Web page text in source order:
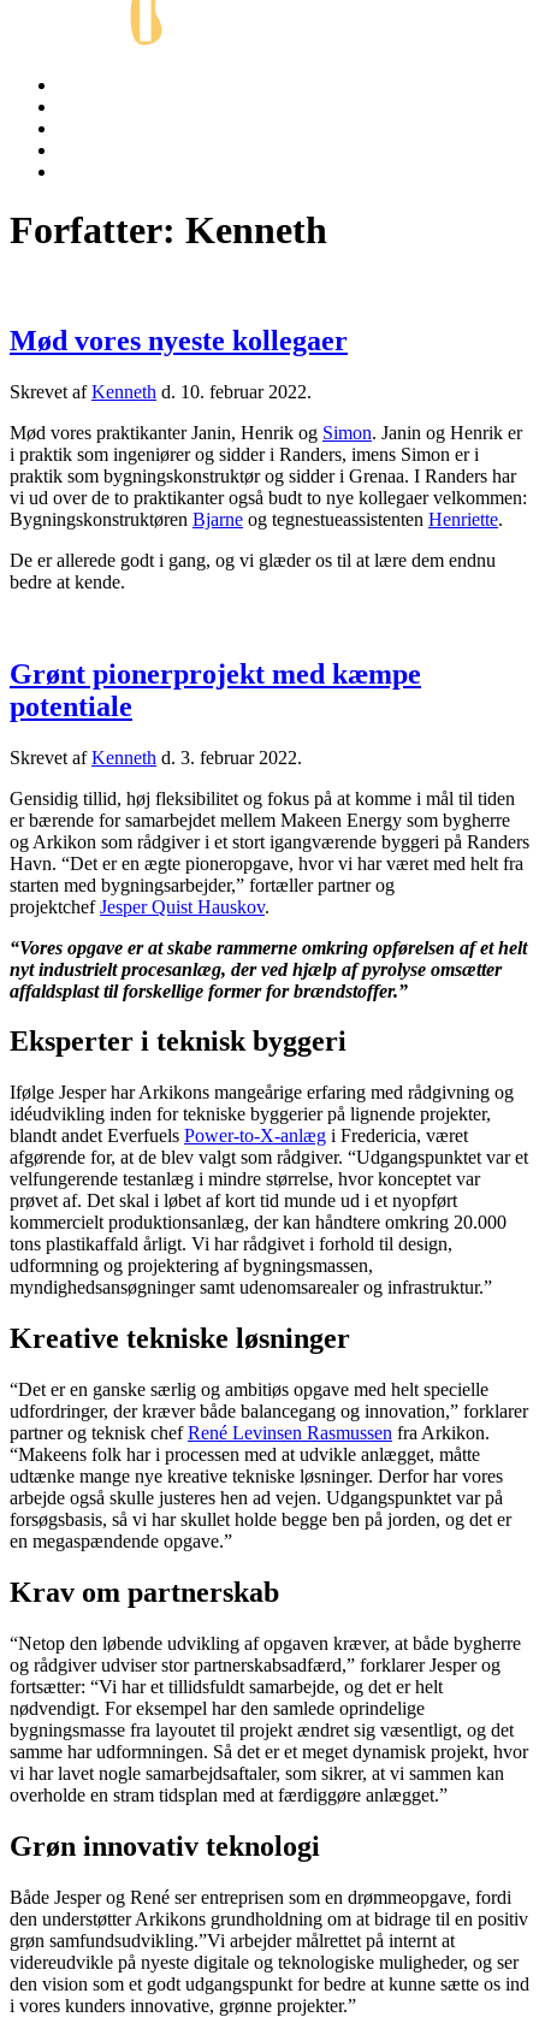
Forfatter: Kenneth
Mød vores nyeste kollegaer
Skrevet afKenneth d. 10. februar 2022.
Mød vores praktikanter Janin, Henrik og Simon. Janin og Henrik er
i praktik som ingeniører og sidder i Randers, imens Simon er i
praktik som bygningskonstruktør og sidder i Grenaa. I Randers har
vi ud over de to praktikanter også budt to nye kollegaer velkommen:
Bygningskonstruktøren Bjarne og tegnestueassistenten Henriette.
De er allerede godt i gang, og vi glæder os til at lære dem endnu
bedre at kende.
Grønt pionerprojekt med kæmpe
potentiale
Skrevet afKenneth d. 3. februar 2022.
Gensidig tillid, høj fleksibilitet og fokus på at komme i mål til tiden
er bærende for samarbejdet mellem Makeen Energy som bygherre
og Arkikon som rådgiver i et stort igangværende byggeri på Randers
Havn. “Det er en ægte pioneropgave, hvor vi har været med helt fra
starten med bygningsarbejder,” fortæller partner og
projektchefJesper Quist Hauskov.
“Vores opgave er at skabe rammerne omkring opførelsen af et helt
nyt industrielt procesanlæg, der ved hjælp af pyrolyse omsætter
affaldsplast til forskellige former for brændstoffer.”
Eksperter i teknisk byggeri
Ifølge Jesper har Arkikons mangeårige erfaring med rådgivning og
idéudvikling inden for tekniske byggerier på lignende projekter,
blandt andet Everfuels Power-to-X-anlæg i Fredericia, været
afgørende for, at de blev valgt som rådgiver. “Udgangspunktet var et
velfungerende testanlæg i mindre størrelse, hvor konceptet var
prøvet af. Det skal i løbet af kort tid munde ud i et nyopført
kommercielt produktionsanlæg, der kan håndtere omkring 20.000
tons plastikaffald årligt. Vi har rådgivet i forhold til design,
udformning og projektering af bygningsmassen,
myndighedsansøgninger samt udenomsarealer og infrastruktur.”
Kreative tekniske løsninger
“Det er en ganske særlig og ambitiøs opgave med helt specielle
udfordringer, der kræver både balancegang og innovation,” forklarer
partner og teknisk chefRené Levinsen Rasmussen fra Arkikon.
“Makeens folk har i processen med at udvikle anlægget, måtte
udtænke mange nye kreative tekniske løsninger. Derfor har vores
arbejde også skulle justeres hen ad vejen. Udgangspunktet var på
forsøgsbasis, så vi har skullet holde begge ben på jorden, og det er
en megaspændende opgave.”
Krav om partnerskab
“Netop den løbende udvikling af opgaven kræver, at både bygherre
og rådgiver udviser stor partnerskabsadfærd,” forklarer Jesper og
fortsætter: “Vi har et tillidsfuldt samarbejde, og det er helt
nødvendigt. For eksempel har den samlede oprindelige
bygningsmasse fra layoutet til projekt ændret sig væsentligt, og det
samme har udformningen. Så det er et meget dynamisk projekt, hvor
vi har lavet nogle samarbejdsaftaler, som sikrer, at vi sammen kan
overholde en stram tidsplan med at færdiggøre anlægget.”
Grøn innovativ teknologi
Både Jesper og René ser entreprisen som en drømmeopgave, fordi
den understøtter Arkikons grundholdning om at bidrage til en positiv
grøn samfundsudvikling.”Vi arbejder målrettet på internt at
videreudvikle på nyeste digitale og teknologiske muligheder, og ser
den vision som et godt udgangspunkt for bedre at kunne sætte os ind
i vores kunders innovative, grønne projekter.”